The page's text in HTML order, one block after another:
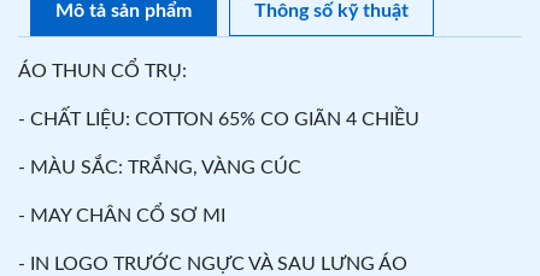
Mô tả sản phẩm Thông số kỹ thuật
ÁO THUN CỔ TRỤ:
- CHẤT LIỆU: COTTON 65% CO GIÃN 4 CHIỀU
- MÀU SẮC: TRẮNG, VÀNG CÚC
- MAY CHÂN CỔ SƠ MI
- IN LOGO TRƯỚC NGỰC VÀ SAU LƯNG ÁO